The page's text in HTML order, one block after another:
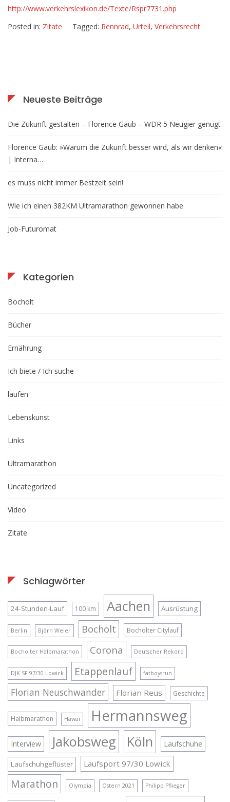
http://www.verkehrslexikon.de/Texte/Rspr7731.php
Posted in: Zitate Tagged: Rennrad, Urteil, Verkehrsrecht
Neueste Beiträge
Die Zukunft gestalten – Florence Gaub – WDR 5 Neugier genügt
Florence Gaub: »Warum die Zukunft besser wird, als wir denken«
| Interna…
es muss nicht immer Bestzeit sein!
Wie ich einen 382KM Ultramarathon gewonnen habe
Job-Futuromat
Kategorien
Bocholt
Bücher
Ernährung
Ich biete / Ich suche
laufen
Lebenskunst
Links
Ultramarathon
Uncategorized
Video
Zitate
Schlagwörter
24-Stunden-Lauf 100 km Aachen Ausrüstung
Berlin Björn Weier Bocholt Bocholter Citylauf
Bocholter Halbmarathon Corona Deutscher Rekord
DJK SF 97/30 Lowick Etappenlauf fatboysrun
Florian Neuschwander Florian Reus Geschichte
Halbmarathon Hawai Hermannsweg
Interview Jakobsweg Köln Laufschuhe
Laufschuhgeflüster Laufsport 97/30 Lowick
Marathon Olympia Ostern 2021 Philipp Pflieger